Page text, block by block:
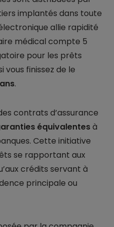
implantés dans toute
allie rapidité
médical compte 5
pour les prêts
vous finissez de le
.
contrats d’assurance
équivalentesà
Cette initiative
se rapportant aux
crédits servant à
principale ou